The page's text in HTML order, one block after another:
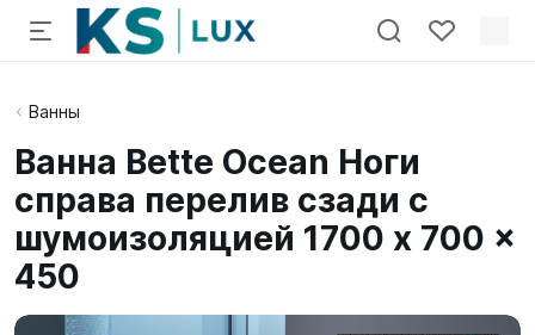
Ванны
Ванна Bette Ocean Ноги
справа перелив сзади с
шумоизоляцией 1700 x 700 x
450